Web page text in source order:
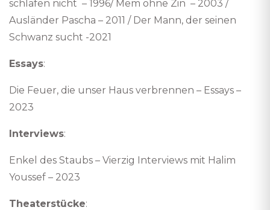
schlafen nicht – 1996/ Mem ohne Zin – 2003 /
Ausländer Pascha – 2011 / Der Mann, der seinen
Schwanz sucht -2021
Essays:
Die Feuer, die unser Haus verbrennen – Essays –
2023
Interviews:
Enkel des Staubs – Vierzig Interviews mit Halim
Youssef – 2023
Theaterstücke: